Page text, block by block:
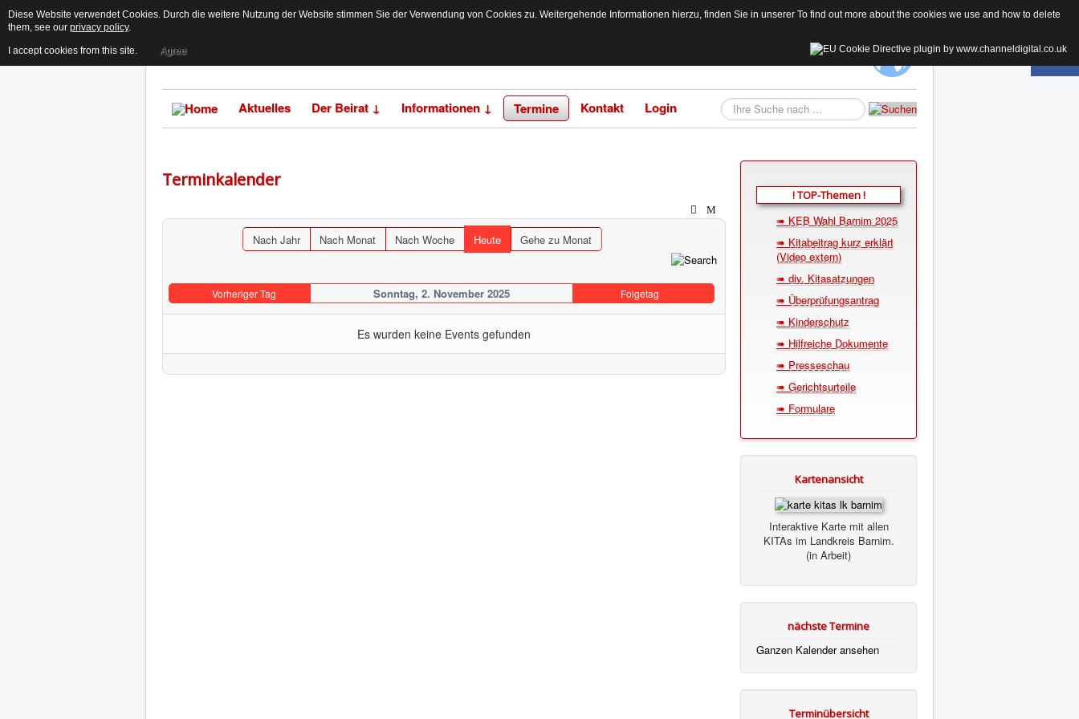
Aktuelles Der Beirat ↓ Informationen ↓ Termine Kontakt Login Suchen...
Terminkalender
Nach Jahr Nach Monat Nach Woche Heute Gehe zu Monat
Vorheriger Tag Sonntag, 2. November 2025 Folgetag
Es wurden keine Events gefunden
! TOP-Themen !
➠ KEB Wahl Barnim 2025
➠ Kitabeitrag kurz erklärt
(Video extern)
➠ div. Kitasatzungen
➠ Überprüfungsantrag
➠ Kinderschutz
➠ Hilfreiche Dokumente
➠ Presseschau
➠ Gerichtsurteile
➠ Formulare
Kartenansicht
Interaktive Karte mit allen
KITAs im Landkreis Barnim.
(in Arbeit)
nächste Termine
Ganzen Kalender ansehen
Terminübersicht
Diese Website verwendet Cookies. Durch die weitere Nutzung der Website stimmen Sie der Verwendung von Cookies zu. Weitergehende Informationen hierzu, finden Sie in unserer To find out more about the cookies we use and how to delete
them, see our privacy policy.
I accept cookies from this site. Agree